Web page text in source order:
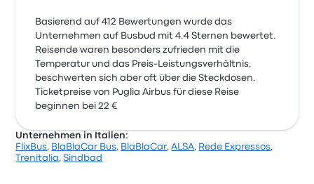
Basierend auf 412 Bewertungen wurde das
Unternehmen auf Busbud mit 4.4 Sternen bewertet.
Reisende waren besonders zufrieden mit die
Temperatur und das Preis-Leistungsverhältnis,
beschwerten sich aber oft über die Steckdosen.
Ticketpreise von Puglia Airbus für diese Reise
beginnen bei 22 €
Unternehmen in Italien:
FlixBus, BlaBlaCar Bus, BlaBlaCar,ALSA, Rede Expressos,
Trenitalia,Sindbad